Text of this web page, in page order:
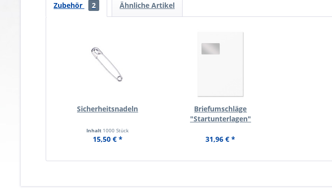
Zubehör 2 Ähnliche Artikel
Sicherheitsnadeln
Inhalt 1000 Stück
15,50 € *
Briefumschläge
"Startunterlagen"
31,96 € *